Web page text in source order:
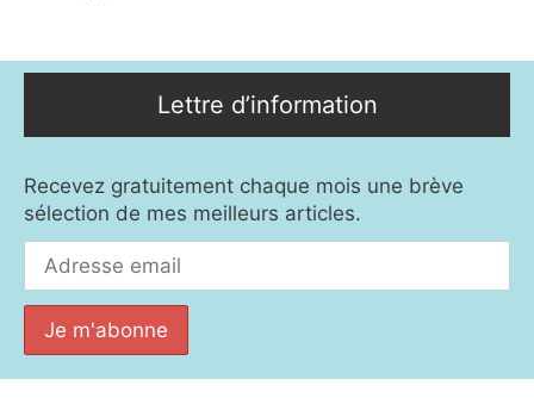
Lettre d’information
Recevez gratuitement chaque mois une brève
sélection de mes meilleurs articles.